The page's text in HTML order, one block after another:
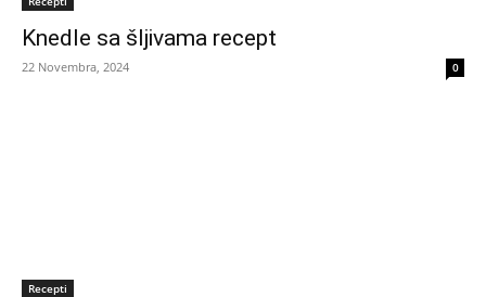
Knedle sa šljivama recept
22 Novembra, 2024 0
Recepti